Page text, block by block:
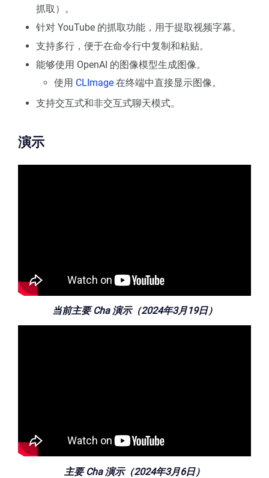
抓取）。
针对 YouTube 的抓取功能，用于提取视频字幕。
支持多行，便于在命令行中复制和粘贴。
能够使用 OpenAI 的图像模型生成图像。
使用 CLImage 在终端中直接显示图像。
支持交互式和非交互式聊天模式。
演示
当前主要 Cha 演示（2024年3月19日）
主要 Cha 演示（2024年3月6日）